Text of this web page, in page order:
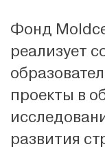
Фонд
реализует
проекты в
развития